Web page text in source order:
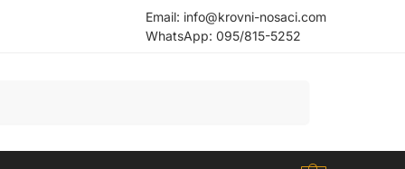
Email: info@krovni-nosaci.com
WhatsApp: 095/815-5252